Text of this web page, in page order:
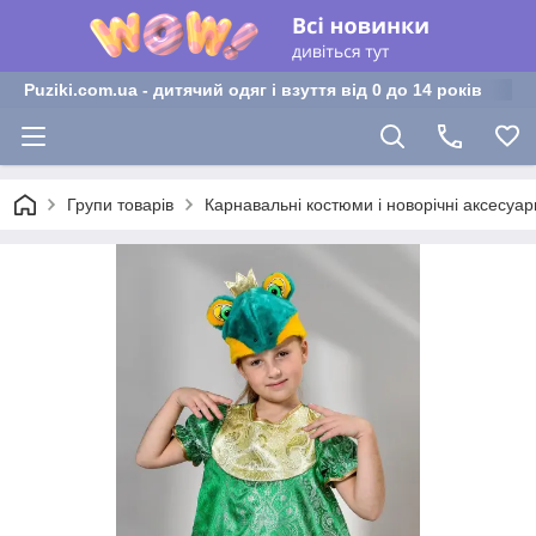
Puziki.com.ua - дитячий одяг і взуття від 0 до 14 років
Групи товарів Карнавальні костюми і новорічні